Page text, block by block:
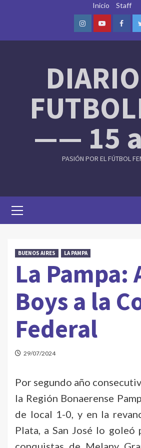
Inicio Staff
InstagramYoutube
—— 15
PASIÓN POR EL FÚTBOL
Menu
BUENOS AIRES LA PAMPA
La Pampa:
Boys a la
Federal
29/07/2024
Por segundo año
la Región Bonaerense
de local 1-0, y en la
Plata, a San José lo goleó